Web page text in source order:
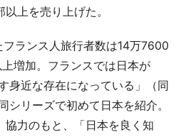
上を売り上げた。
ランス人旅行者数は14万7600
増加。フランスでは日本が
身近な存在になっている」（同
シリーズで初めて日本を紹介。
協力のもと、「日本を良く知